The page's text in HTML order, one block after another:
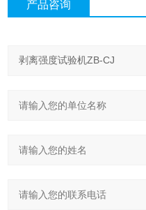
产品咨询